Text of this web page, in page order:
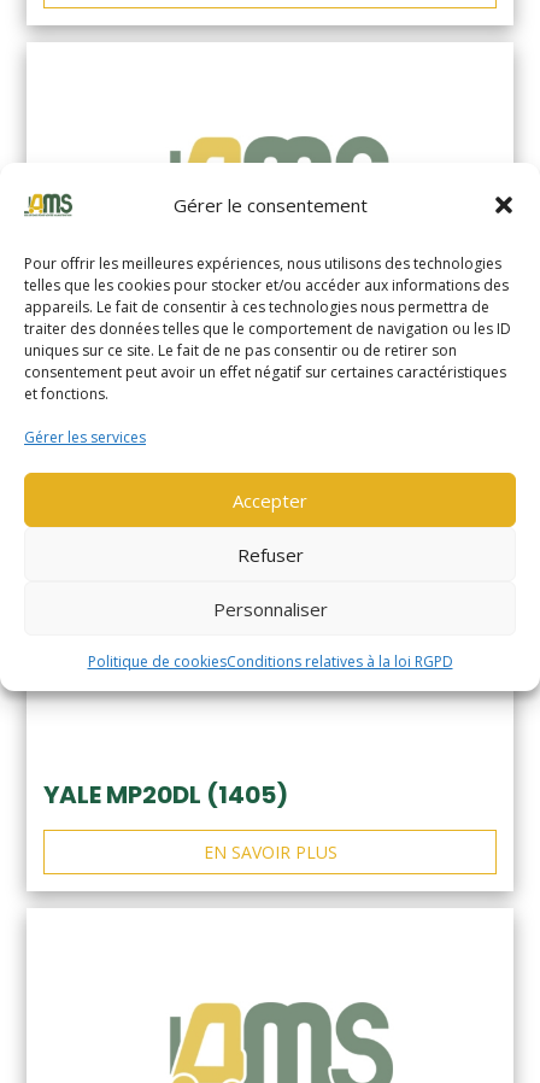
Gérer le consentement
Pour offrir les meilleures expériences, nous utilisons des technologies
telles que les cookies pour stocker et/ou accéder aux informations des
appareils. Le fait de consentir à ces technologies nous permettra de
traiter des données telles que le comportement de navigation ou les ID
uniques sur ce site. Le fait de ne pas consentir ou de retirer son
consentement peut avoir un effet négatif sur certaines caractéristiques
et fonctions.
Gérer les services
Accepter
Refuser
Personnaliser
Politique de cookiesConditions relatives à la loi RGPD
YALE MS14XIL (2510)
YALE MP20DL (1405)
EN SAVOIR PLUS